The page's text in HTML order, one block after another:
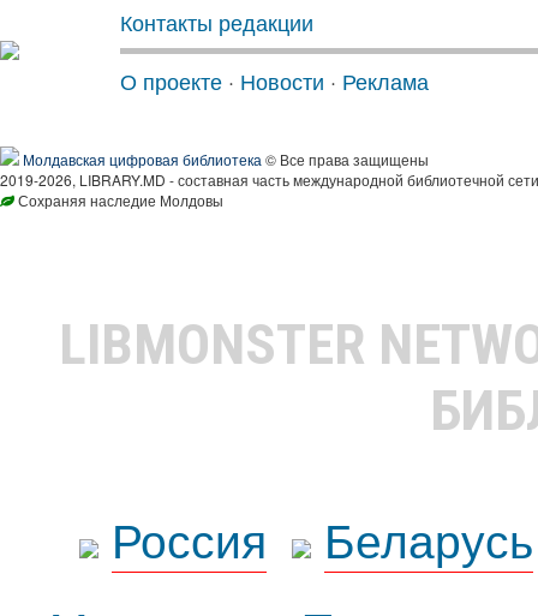
Контакты редакции
О проекте · Новости · Реклама
Молдавская цифровая библиотека © Все права защищены
2019-2026, LIBRARY.MD - составная часть международной библиотечной
Сохраняя наследие Молдовы
LIBMONSTER
Россия
Беларусь